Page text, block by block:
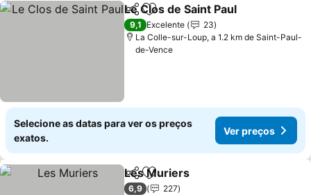
PartilharAdicionar aos favoritos
Le Clos de Saint Paul
9,1 Excelente
23
La Colle-sur-Loup, a 1.2 km de Saint-Paul-
de-Vence
Selecione as datas para ver os preços
exatos.
Ver preços
PartilharAdicionar aos favoritos
Les Muriers
6,9
227